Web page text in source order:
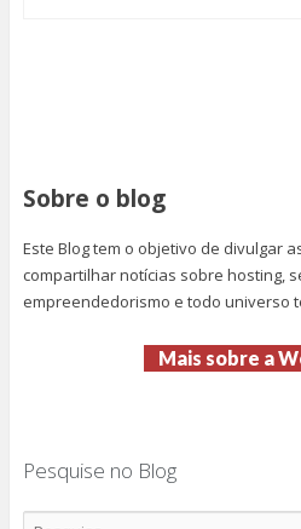
Sobre o blog
Este Blog tem o objetivo de divulgar
compartilhar notícias sobre hosting,
empreendedorismo e todo universo
Mais sobre a
Pesquise no Blog